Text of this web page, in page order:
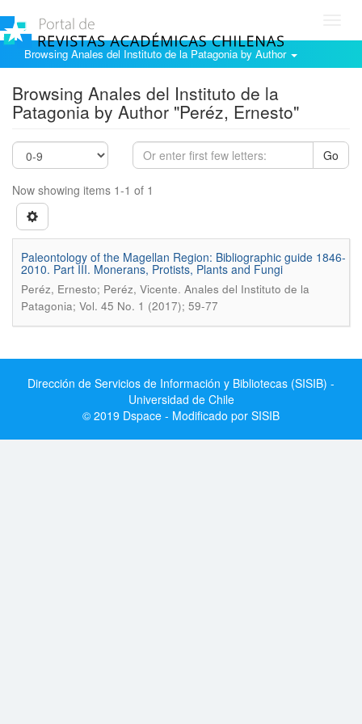
Browsing Anales del Instituto de la Patagonia by Author
Browsing Anales del Instituto de la
Patagonia by Author "Peréz, Ernesto"
Go
Now showing items 1-1 of 1
Paleontology of the Magellan Region: Bibliographic guide 1846-
2010. Part III. Monerans, Protists, Plants and Fungi
Peréz, Ernesto; Peréz, Vicente. Anales del Instituto de la
Patagonia; Vol. 45 No. 1 (2017); 59-77
Dirección de Servicios de Información y Bibliotecas (SISIB) -
Universidad de Chile
© 2019 Dspace - Modificado por SISIB